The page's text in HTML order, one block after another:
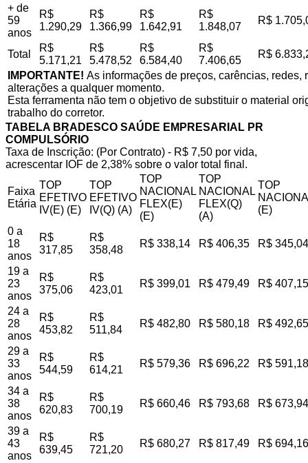
+ de
59
anos
R$
1.290,29
R$
1.366,99
R$
1.642,91
R$
1.848,07
R$
Total
R$
5.171,21
R$
5.478,52
R$
6.584,40
R$
7.406,65
R$
IMPORTANTE! As informações de preços, carências,
alterações a qualquer momento.
Esta ferramenta não tem o objetivo de substituir o material
trabalho do corretor.
TABELA BRADESCO SAÚDE EMPRESARIAL PR
COMPULSÓRIO
Taxa de Inscrição: (Por Contrato) - R$ 7,50 por vida,
acrescentar IOF de 2,38% sobre o valor total final.
Faixa
Etária
TOP
EFETIVO
IV(E) (E)
TOP
EFETIVO
IV(Q) (A)
TOP
NACIONAL
FLEX(E)
(E)
TOP
NACIONAL
FLEX(Q)
(A)
TOP
(E)
0 a
18
anos
R$
317,85
R$
358,48
R$ 338,14 R$ 406,35 R$ 345,04
19 a
23
anos
R$
375,06
R$
423,01
R$ 399,01 R$ 479,49 R$ 407,15
24 a
28
anos
R$
453,82
R$
511,84
R$ 482,80 R$ 580,18 R$ 492,65
29 a
33
anos
R$
544,59
R$
614,21
R$ 579,36 R$ 696,22 R$ 591,18
34 a
38
anos
R$
620,83
R$
700,19
R$ 660,46 R$ 793,68 R$ 673,94
39 a
43
anos
R$
639,45
R$
721,20
R$ 680,27 R$ 817,49 R$ 694,16